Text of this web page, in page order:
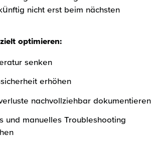
nicht erst beim nächsten
optimieren:
senken
erhöhen
nachvollziehbar dokumentieren
und manuelles Troubleshooting